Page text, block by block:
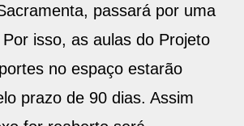
passará por uma
isso, as aulas do Projeto
no espaço estarão
prazo de 90 dias. Assim